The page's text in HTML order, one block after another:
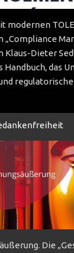
modernen
„Compliance
Klaus-Dieter
das
Die